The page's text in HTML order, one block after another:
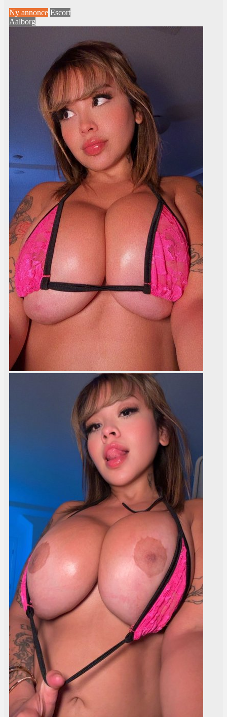
Ny annonce Escort
Aalborg